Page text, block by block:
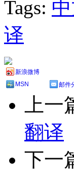
Tags:
译
新浪微博
MSN
邮件
上一
翻译
下一